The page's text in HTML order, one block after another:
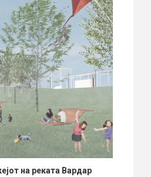
на реката Вардар